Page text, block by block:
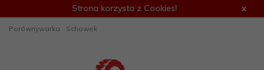
Strona korzysta z Cookies! x
Porównywarka Schowek